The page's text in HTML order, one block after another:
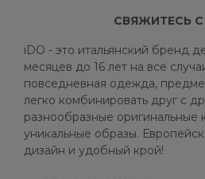
СВЯЖИТЕСЬ
iDO - это итальянский бренд
месяцев до 16 лет на все
повседневная одежда,
легко комбинировать друг с
разнообразные оригинальные
уникальные образы.
дизайн и удобный крой!